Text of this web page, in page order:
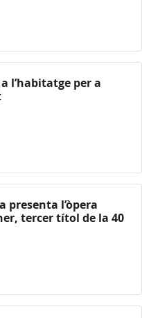
l’habitatge per a
presenta l’òpera
tercer títol de la 40